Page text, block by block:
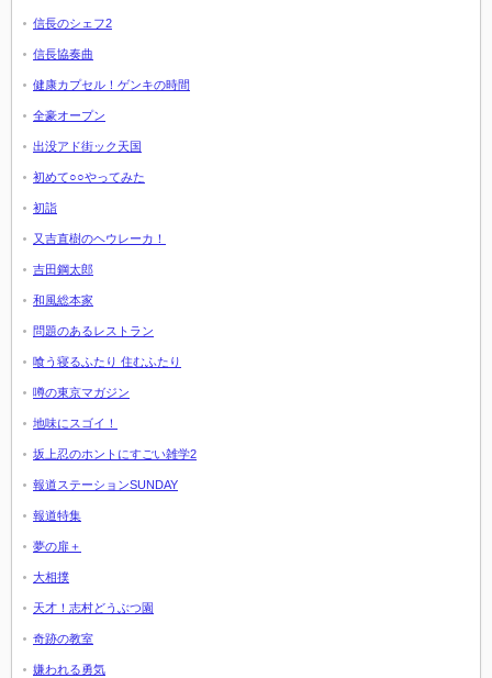
信長のシェフ2
信長協奏曲
健康カプセル！ゲンキの時間
全豪オープン
出没アド街ック天国
初めて○○やってみた
初詣
又吉直樹のヘウレーカ！
吉田鋼太郎
和風総本家
問題のあるレストラン
喰う寝るふたり 住むふたり
噂の東京マガジン
地味にスゴイ！
坂上忍のホントにすごい雑学2
報道ステーションSUNDAY
報道特集
夢の扉＋
大相撲
天才！志村どうぶつ園
奇跡の教室
嫌われる勇気